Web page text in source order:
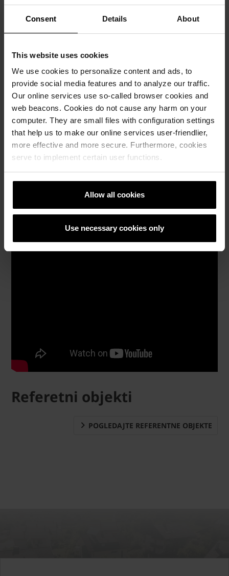
Consent Details About
This website uses cookies
We use cookies to personalize content and ads, to
provide social media features and to analyze our traffic.
Our online services use so-called browser cookies and
web beacons. Cookies do not cause any harm on your
computer. They are small files with configuration settings
that help us to make our online services user-friendlier,
more effective and more secure. Furthermore, cookies
serve to implement certain user functions.
Allow all cookies
Use necessary cookies only
Kalkulatori za izračun krova
Naručite besplatan izračun materijala
Naručite besplatan uzorak crijepa
How to video sadržaj
Katalozi, brošure i tehnička
dokumentacija
Referetni objekti
POGLEDAJTE REFERENTNE OBJEKTE